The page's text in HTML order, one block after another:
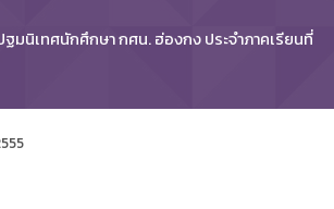
มนิเทศนักศึกษา กศน. ฮ่องกง ประจำภาคเรียนที่